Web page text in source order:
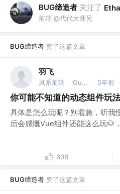
BUG缔造者 关注了
前端 @代代大师兄
BUG缔造者 赞了这篇文章
羽飞
风系前端｜iGuangY · 5年前
你可能不知道的动态组件玩
具体是怎么玩呢？别着急，听我
后会感慨Vue组件还能这么玩🐶
608
BUG缔造者 赞了这篇文章